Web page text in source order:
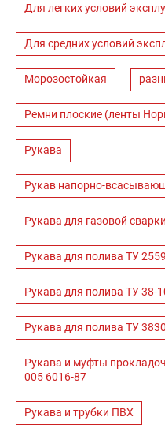
Для легких условий
Для средних условий
Морозостойкая
Ремни плоские (ленты
Рукава
Рукав напорно-
Рукава для газовой
Рукава для полива ТУ
Рукава для полива ТУ 38-
Рукава для полива ТУ
Рукава и муфты
005 6016-87
Рукава и трубки ПВХ